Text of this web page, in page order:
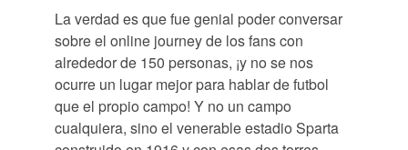
La verdad es que fue genial poder conversar
sobre el online journey de los fans con
alrededor de 150 personas, ¡y no se nos
ocurre un lugar mejor para hablar de futbol
que el propio campo! Y no un campo
cualquiera, sino el venerable estadio Sparta